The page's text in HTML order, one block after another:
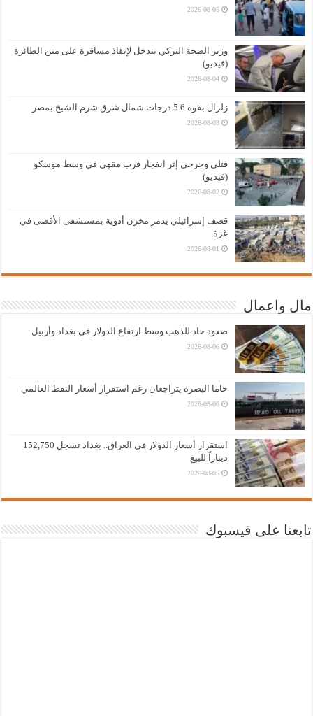
2026-08-05
وزير الصحة التركي يتدخل لإنقاذ مسافرة على متن الطائرة
(فيديو)
2026-08-04
زلزال بقوة 5.6 درجات شمال شرق شرم الشيخ بمصر
2026-08-03
قتلى وجرحى إثر انفجار قرب مقهى في وسط موسكو
(فيديو)
2026-08-02
قصف إسرائيلي يدمر مخزن أدوية بمستشفى الأقصى في
غزة
2026-08-01
مال واعمال
صعود حاد للذهب وسط ارتفاع الدولار في بغداد وأربيل
2026-08-06
خاما البصرة يتراجعان رغم استقرار أسعار النفط العالمي
2026-08-06
استقرار أسعار الدولار في العراق.. بغداد تسجل 152,750
ديناراً للبيع
2026-08-05
تابعنا على فيسبوك